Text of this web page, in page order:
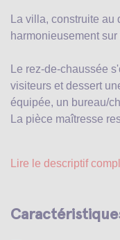
La villa, construite
harmonieusement
Le rez-de-chaussée
visiteurs et dessert
équipée, un bureau/
La pièce maîtresse
Lire le descriptif